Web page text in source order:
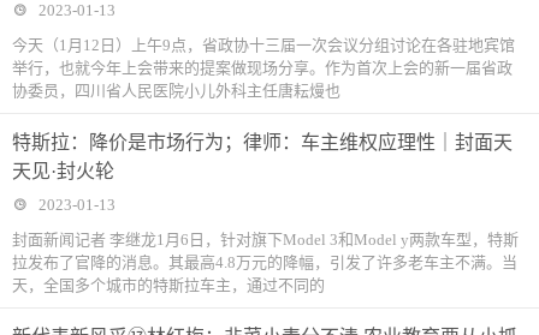
2023-01-13
今天（1月12日）上午9点，省政协十三届一次会议分组讨论在各驻地宾馆
举行，也就今年上会带来的提案做现场分享。作为首次上会的新一届省政
协委员，四川省人民医院小儿外科主任唐耘熳也
特斯拉：降价是市场行为；律师：车主维权应理性｜封面天
天见·封火轮
2023-01-13
封面新闻记者 李继龙1月6日，针对旗下Model 3和Model y两款车型，特斯
拉发布了官降的消息。其最高4.8万元的降幅，引发了许多老车主不满。当
天，全国多个城市的特斯拉车主，通过不同的